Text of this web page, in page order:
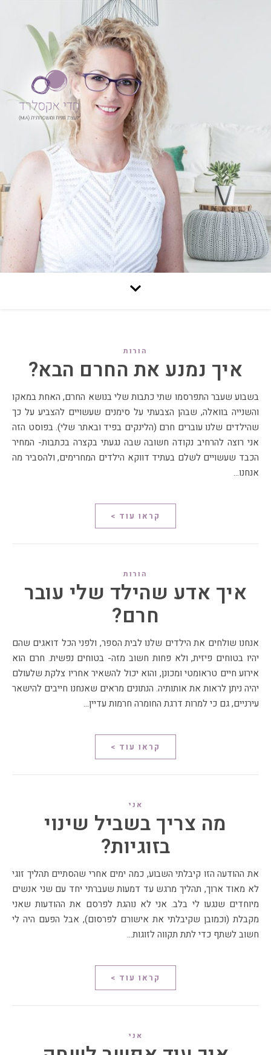
הורות
איך נמנע את החרם הבא?
בשבוע שעבר התפרסמו שתי כתבות שלי בנושא החרם, האחת במאקו
והשנייה בוואלה, שבהן הצבעתי על סימנים שעשויים להצביע על כך
שהילדים שלנו עוברים חרם (הלינקים בפיד ובאתר שלי). בפוסט הזה
אני רוצה להרחיב נקודה חשובה שבה נגעתי בקצרה בכתבות- המחיר
הכבד שעשויים לשלם בעתיד דווקא הילדים המחרימים, ולהסביר מה
אנחנו…
קראו עוד >
הורות
איך אדע שהילד שלי עובר
חרם?
אנחנו שולחים את הילדים שלנו לבית הספר, ולפני הכל דואגים שהם
יהיו בטוחים פיזית, ולא פחות חשוב מזה- בטוחים נפשית. חרם הוא
אירוע חיים טראומטי ומכונן, והוא יכול להשאיר אחריו צלקת שלעולם
יהיה ניתן לראות את אותותיה. הנתונים מראים שאנחנו חייבים להישאר
עירניים, גם כי למרות דרגת החומרה חרמות עדיין…
קראו עוד >
אני
מה צריך בשביל שינוי
בזוגיות?
את ההודעה הזו קיבלתי השבוע, כמה ימים אחרי שהסתיים תהליך זוגי
לא מאוד ארוך, תהליך מרגש עד דמעות שעברתי יחד עם שני אנשים
מיוחדים שנגעו לי בלב. אני לא נוהגת לפרסם את ההודעות שאני
מקבלת (וכמובן שקיבלתי את אישורם לפרסום), אבל הפעם היה לי
חשוב לשתף כדי לתת תקווה לזוגות…
קראו עוד >
אני